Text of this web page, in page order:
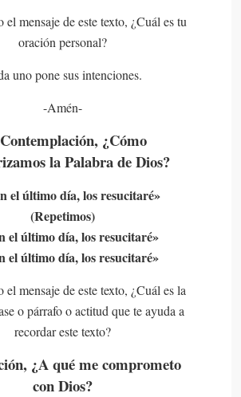
el mensaje de este texto, ¿Cuál es tu
oración personal?
uno pone sus intenciones.
-Amén-
Contemplación, ¿Cómo
la Palabra de Dios?
el último día, los resucitaré»
(Repetimos)
el último día, los resucitaré»
el último día, los resucitaré»
el mensaje de este texto, ¿Cuál es la
o párrafo o actitud que te ayuda a
recordar este texto?
¿A qué me comprometo
con Dios?